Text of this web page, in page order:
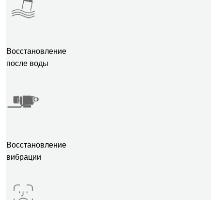
Восстановление
после воды
Восстановление
вибрации